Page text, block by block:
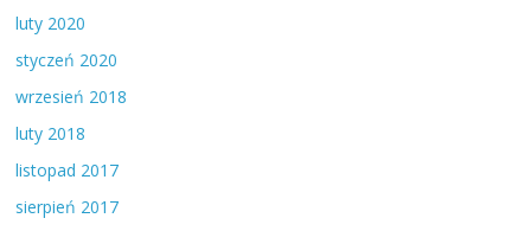
luty 2020
styczeń 2020
wrzesień 2018
luty 2018
listopad 2017
sierpień 2017